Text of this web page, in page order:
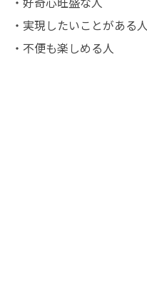
・実現したいことがある人
・不便も楽しめる人